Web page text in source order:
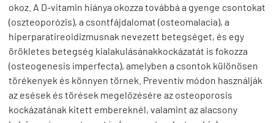
okoz. A D-vitamin hiánya okozza továbbá a gyenge csontokat
(oszteoporózis), a csontfájdalomat (osteomalacia), a
hiperparatireoidizmusnak nevezett betegséget, és egy
örökletes betegség kialakulásánakkockázatát is fokozza
(osteogenesis imperfecta), amelyben a csontok különösen
törékenyek és könnyen törnek. Preventív módon használják
az esések és törések megelőzésére az osteoporosis
kockázatának kitett embereknél, valamint az alacsony